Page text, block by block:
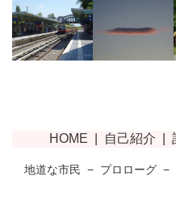
地道な市民 − プロローグ −